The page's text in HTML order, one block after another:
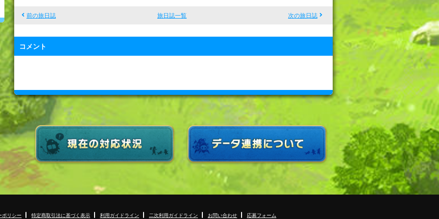
前の旅日誌 旅日誌一覧 次の旅日誌
コメント
ポリシー 特定商取引法に基づく表示 利用ガイドライン 二次利用ガイドライン お問い合わせ 応募フォーム